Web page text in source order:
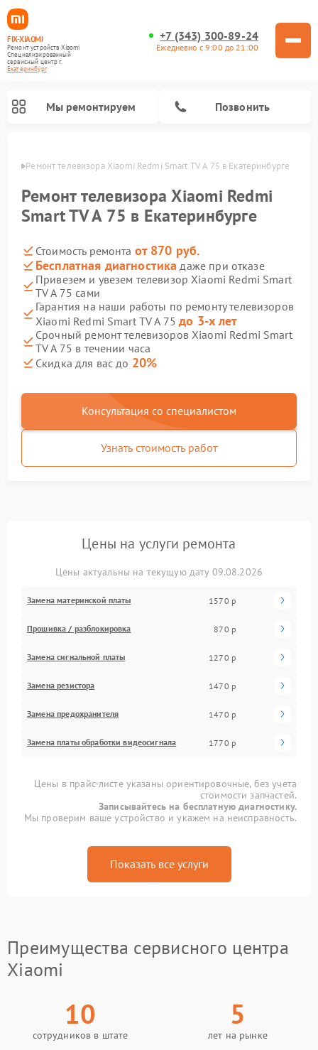
FIX-XIAOMI
Ремонт устройств Xiaomi
Специализированный
cервисный центр г.
Екатеринбург
+7 (343) 300-89-24
Ежедневно с 9:00 до 21:00
Мы ремонтируем Позвонить
Ремонт телевизора Xiaomi Redmi Smart TV A 75 в Екатеринбурге
Ремонт телевизора Xiaomi Redmi
Smart TV A 75 в Екатеринбурге
Стоимость ремонта от 870 руб.
Бесплатная диагностика даже при отказе
Привезем и увезем телевизор Xiaomi Redmi Smart
TV A 75 сами
Гарантия на наши работы по ремонту телевизоров
Xiaomi Redmi Smart TV A 75до 3-х лет
Срочный ремонт телевизоров Xiaomi Redmi Smart
TV A 75 в течении часа
Скидка для вас до 20%
Консультация со специалистом
Узнать стоимость работ
Цены на услуги ремонта
Цены актуальны на текущую дату 09.08.2026
Замена материнской платы 1570 р
Прошивка / разблокировка 870 р
Замена сигнальной платы 1270 р
Замена резистора 1470 р
Замена предохранителя 1470 р
Замена платы обработки видеосигнала 1770 р
Цены в прайс-листе указаны ориентировочные, без учета
стоимости запчастей.
Записывайтесь на бесплатную диагностику.
Мы проверим ваше устройство и укажем на неисправность.
Показать все услуги
Преимущества сервисного центра
Xiaomi
10
сотрудников в штате
5
лет на рынке